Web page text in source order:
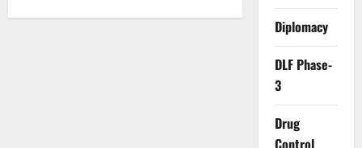
Diplomacy
DLF Phase-
3
Drug